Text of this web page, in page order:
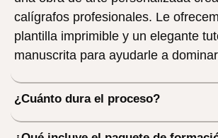
calígrafos profesionales. Le
plantilla imprimible y un elegante
manuscrita para ayudarle a
¿Cuánto dura el proceso?